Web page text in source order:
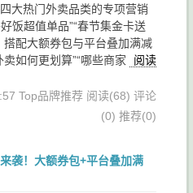
大热门外卖品类的专项营销
饭超值单品”“春节集金卡送
配大额券包与平台叠加满减
如何更划算”“哪些商家
阅读
Top品牌推荐 阅读(68) 评论
(0) 推荐(0)
袭！大额券包+平台叠加满